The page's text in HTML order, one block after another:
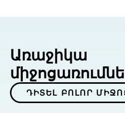
Առաջիկա
ԴԻՏԵԼ ԲՈԼՈՐ